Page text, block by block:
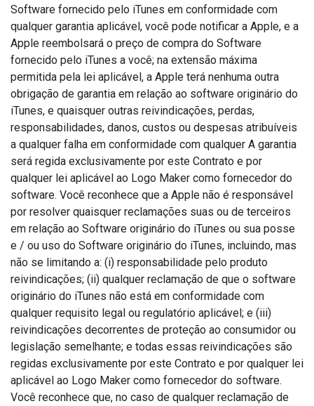
Software fornecido pelo iTunes em conformidade com
qualquer garantia aplicável, você pode notificar a Apple, e a
Apple reembolsará o preço de compra do Software
fornecido pelo iTunes a você; na extensão máxima
permitida pela lei aplicável, a Apple terá nenhuma outra
obrigação de garantia em relação ao software originário do
iTunes, e quaisquer outras reivindicações, perdas,
responsabilidades, danos, custos ou despesas atribuíveis
a qualquer falha em conformidade com qualquer A garantia
será regida exclusivamente por este Contrato e por
qualquer lei aplicável ao Logo Maker como fornecedor do
software. Você reconhece que a Apple não é responsável
por resolver quaisquer reclamações suas ou de terceiros
em relação ao Software originário do iTunes ou sua posse
e / ou uso do Software originário do iTunes, incluindo, mas
não se limitando a: (i) responsabilidade pelo produto
reivindicações; (ii) qualquer reclamação de que o software
originário do iTunes não está em conformidade com
qualquer requisito legal ou regulatório aplicável; e (iii)
reivindicações decorrentes de proteção ao consumidor ou
legislação semelhante; e todas essas reivindicações são
regidas exclusivamente por este Contrato e por qualquer lei
aplicável ao Logo Maker como fornecedor do software.
Você reconhece que, no caso de qualquer reclamação de